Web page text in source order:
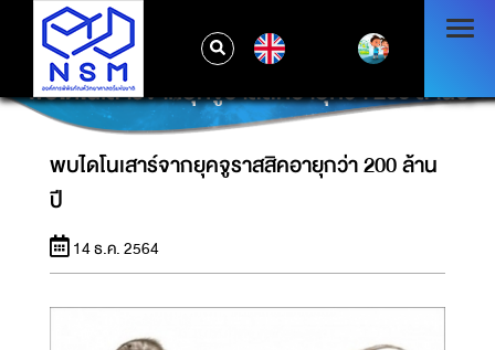
พบไดโนเสาร์จากยุคจูราสสิคอายุกว่า 200 ล้านปี
พบไดโนเสาร์จากยุคจูราสสิคอายุกว่า 200 ล้าน
ปี
14 ธ.ค. 2564